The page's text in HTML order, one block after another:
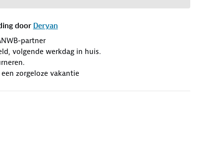
door Deryan
partner
volgende werkdag in huis.
zorgeloze vakantie